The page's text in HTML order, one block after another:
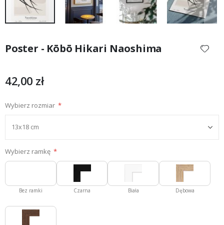
początek
Poster - Kōbō Hikari Naoshima
42,00 zł
Wybierz rozmiar
Wybierz ramkę
Bez ramki Czarna Biała Dębowa